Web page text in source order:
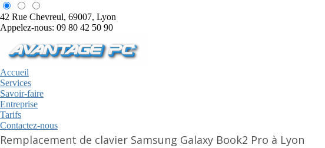
42 Rue Chevreul, 69007, Lyon
Appelez-nous: 09 80 42 50 90
Accueil
Services
Savoir-faire
Entreprise
Tarifs
Contactez-nous
Remplacement de clavier Samsung Galaxy Book2 Pro à Lyon